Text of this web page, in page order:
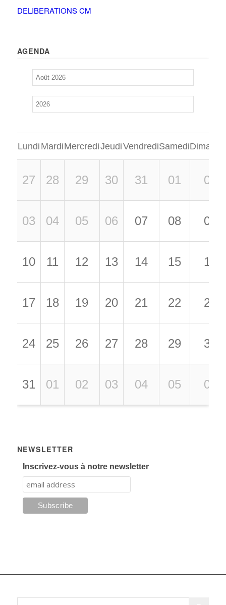
DELIBERATIONS CM
AGENDA
Lundi MardiMercrediJeudiVendrediSamedi
27 28 29 30 31 01 02
03 04 05 06 07 08 09
10 11 12 13 14 15 16
17 18 19 20 21 22 23
24 25 26 27 28 29 30
31 01 02 03 04 05 06
NEWSLETTER
Inscrivez-vous à notre newsletter